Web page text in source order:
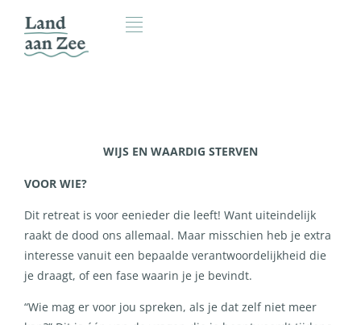
WIJS EN WAARDIG STERVEN
VOOR WIE?
Dit retreat is voor eenieder die leeft! Want uiteindelijk
raakt de dood ons allemaal. Maar misschien heb je extra
interesse vanuit een bepaalde verantwoordelijkheid die
je draagt, of een fase waarin je je bevindt.
“Wie mag er voor jou spreken, als je dat zelf niet meer